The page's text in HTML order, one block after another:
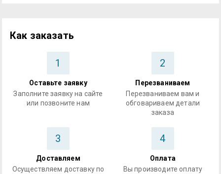
Как заказать
1
Оставьте заявку
Заполните заявку на сайте
или позвоните нам
2
Перезваниваем
Перезваниваем вам и
обговариваем детали
заказа
3
Доставляем
Осуществляем доставку по
4
Оплата
Вы производите оплату